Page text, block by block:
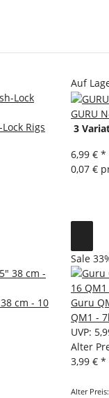
Rigs
Auf
GURU
3
6,99 € *
0,07 €
cm - 10
Sale
Guru
QM1 -
UVP:
Alter
3,99 € *
Alter Preis: